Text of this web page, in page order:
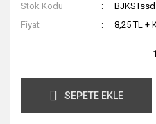
Stok Kodu
Fiyat
8,25 TL +
SEPETE EKLE